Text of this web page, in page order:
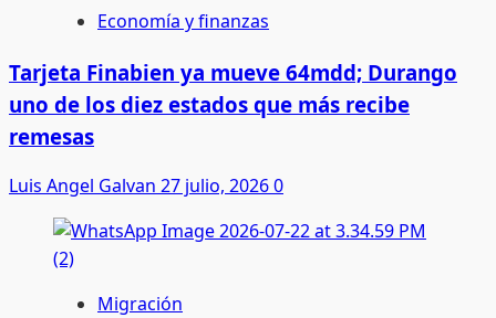
Economía y finanzas
Tarjeta Finabien ya mueve 64mdd; Durango
uno de los diez estados que más recibe
remesas
Luis Angel Galvan 27 julio, 20260
Migración